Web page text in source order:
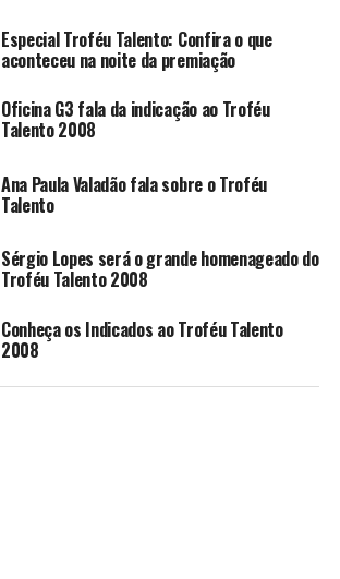
Especial Troféu Talento: Confira o que
aconteceu na noite da premiação
Oficina G3 fala da indicação ao Troféu
Talento 2008
Ana Paula Valadão fala sobre o Troféu
Talento
Sérgio Lopes será o grande homenageado do
Troféu Talento 2008
Conheça os Indicados ao Troféu Talento
2008